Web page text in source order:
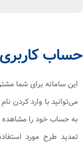
حساب
این سامانه برای شما
می‌توانید با وارد کردن
به حساب خود را مشاهده
تمدید طرح مورد